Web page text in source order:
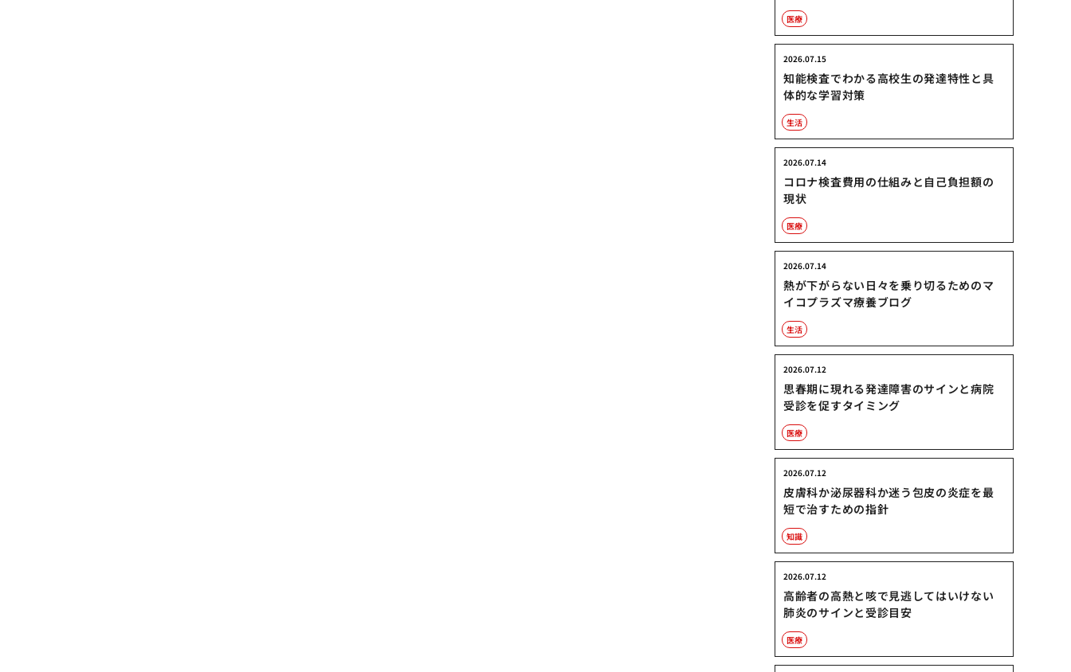
医療
知能検査でわかる高校生の発達特性と具
体的な学習対策
2026.07.15
生活
コロナ検査費用の仕組みと自己負担額の
現状
2026.07.14
医療
熱が下がらない日々を乗り切るためのマ
イコプラズマ療養ブログ
2026.07.14
生活
思春期に現れる発達障害のサインと病院
受診を促すタイミング
2026.07.12
医療
皮膚科か泌尿器科か迷う包皮の炎症を最
短で治すための指針
2026.07.12
知識
高齢者の高熱と咳で見逃してはいけない
肺炎のサインと受診目安
2026.07.12
医療